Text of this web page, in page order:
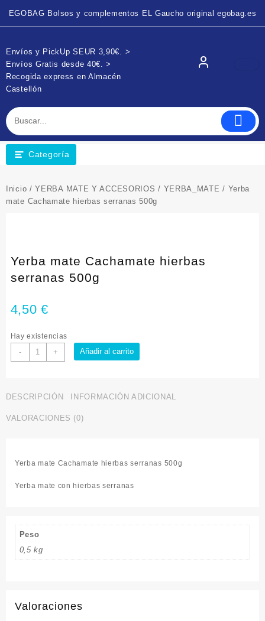
EGOBAG Bolsos y complementos EL Gaucho original egobag.es
Envíos y PickUp SEUR 3,90€. >
Envíos Gratis desde 40€. >
Recogida express en Almacén
Castellón
Categoría
Inicio /YERBA MATE Y ACCESORIOS / YERBA_MATE / Yerba
mate Cachamate hierbas serranas 500g
Yerba mate Cachamate hierbas
serranas 500g
4,50 €
Hay existencias
- + Añadir al carrito
DESCRIPCIÓN INFORMACIÓN ADICIONAL
VALORACIONES (0)
Yerba mate Cachamate hierbas serranas 500g
Yerba mate con hierbas serranas
Peso
0,5 kg
Valoraciones